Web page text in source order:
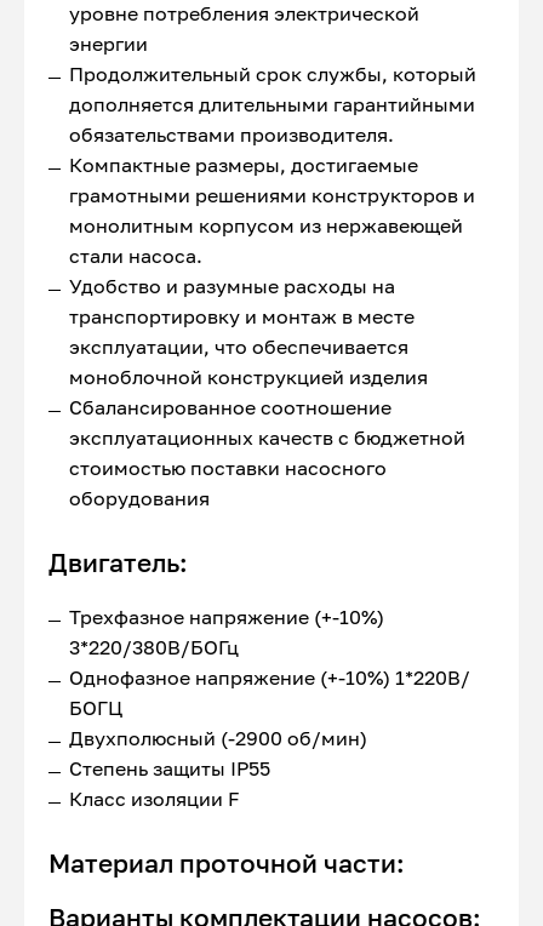
уровне потребления электрической
энергии
Продолжительный срок службы, который
дополняется длительными гарантийными
обязательствами производителя.
Компактные размеры, достигаемые
грамотными решениями конструкторов и
монолитным корпусом из нержавеющей
стали насоса.
Удобство и разумные расходы на
транспортировку и монтаж в месте
эксплуатации, что обеспечивается
моноблочной конструкцией изделия
Сбалансированное соотношение
эксплуатационных качеств с бюджетной
стоимостью поставки насосного
оборудования
Двигатель:
Трехфазное напряжение (+-10%)
3*220/380В/БОГц
Однофазное напряжение (+-10%) 1*220В/
БОГЦ
Двухполюсный (-2900 об/мин)
Степень защиты IP55
Класс изоляции F
Материал проточной части:
Варианты комплектации насосов: